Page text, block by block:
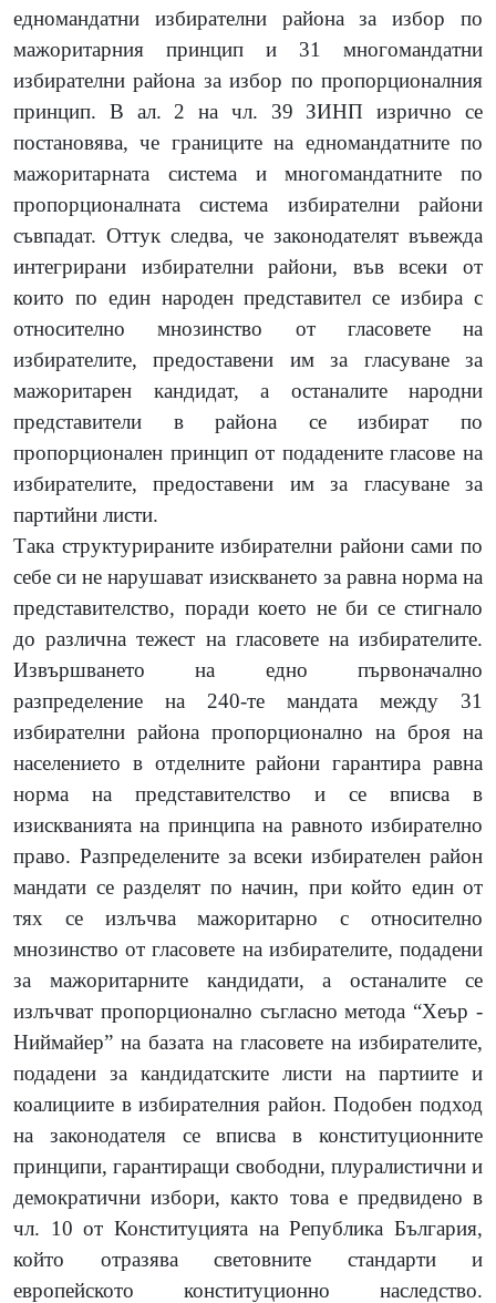
едномандатни избирателни района за избор по
мажоритарния принцип и 31 многомандатни
избирателни района за избор по пропорционалния
принцип. В ал. 2 на чл. 39 ЗИНП изрично се
постановява, че границите на едномандатните по
мажоритарната система и многомандатните по
пропорционалната система избирателни райони
съвпадат. Оттук следва, че законодателят въвежда
интегрирани избирателни райони, във всеки от
които по един народен представител се избира с
относително мнозинство от гласовете на
избирателите, предоставени им за гласуване за
мажоритарен кандидат, а останалите народни
представители в района се избират по
пропорционален принцип от подадените гласове на
избирателите, предоставени им за гласуване за
партийни листи.
Така структурираните избирателни райони сами по
себе си не нарушават изискването за равна норма на
представителство, поради което не би се стигнало
до различна тежест на гласовете на избирателите.
Извършването на едно първоначално
разпределение на 240-те мандата между 31
избирателни района пропорционално на броя на
населението в отделните райони гарантира равна
норма на представителство и се вписва в
изискванията на принципа на равното избирателно
право. Разпределените за всеки избирателен район
мандати се разделят по начин, при който един от
тях се излъчва мажоритарно с относително
мнозинство от гласовете на избирателите, подадени
за мажоритарните кандидати, а останалите се
излъчват пропорционално съгласно метода “Хеър -
Ниймайер” на базата на гласовете на избирателите,
подадени за кандидатските листи на партиите и
коалициите в избирателния район. Подобен подход
на законодателя се вписва в конституционните
принципи, гарантиращи свободни, плуралистични и
демократични избори, както това е предвидено в
чл. 10 от Конституцията на Република България,
който отразява световните стандарти и
европейското конституционно наследство.